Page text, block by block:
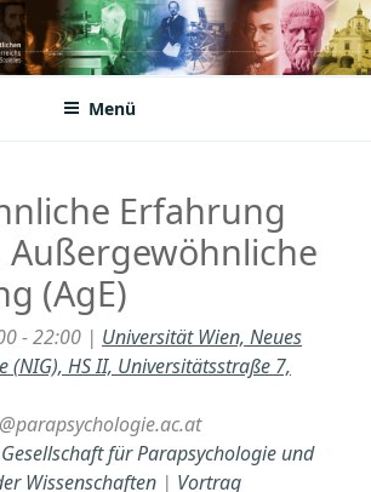
Scientific Societies
Menü
Erfahrung
Außergewöhnliche
(AgE)
- 22:00 | Universität Wien, Neues
(NIG), HS II, Universitätsstraße 7,
für Parapsychologie und
Wissenschaften | Vortrag